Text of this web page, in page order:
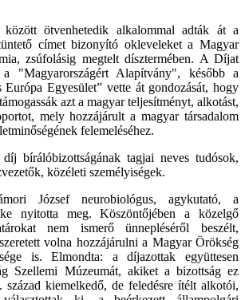
között ötvenhetedik alkalommal adták át a
címet bizonyító okleveleket a Magyar
zsúfolásig megtelt dísztermében. A Díjat
a "Magyarországért Alapítvány", később a
Európa Egyesület” vette át gondozását, hogy
azt a magyar teljesítményt, alkotást,
mely hozzájárult a magyar társadalom
felemeléséhez.
bírálóbizottságának tagjai neves tudósok,
közéleti személyiségek.
József neurobiológus, agykutató, a
nyitotta meg. Köszöntőjében a közelgő
nem ismerő ünnepléséről beszélt,
volna hozzájárulni a Magyar Örökség
is. Elmondta: a díjazottak együttesen
Szellemi Múzeumát, akiket a bizottság ez
kiemelkedő, de feledésre ítélt alkotói,